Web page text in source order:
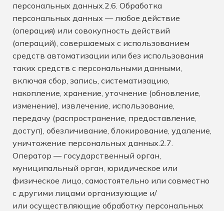
персональных данных.2.6. Обработка
персональных данных — любое действие
(операция) или совокупность действий
(операций), совершаемых с использованием
средств автоматизации или без использования
таких средств с персональными данными,
включая сбор, запись, систематизацию,
накопление, хранение, уточнение (обновление,
изменение), извлечение, использование,
передачу (распространение, предоставление,
доступ), обезличивание, блокирование, удаление,
уничтожение персональных данных.2.7.
Оператор — государственный орган,
муниципальный орган, юридическое или
физическое лицо, самостоятельно или совместно
с другими лицами организующие и/
или осуществляющие обработку персональных